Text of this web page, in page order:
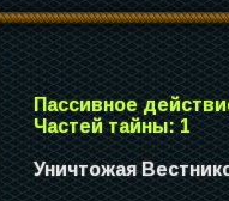
Пассивное
Частей тайны: 1
Уничтожая